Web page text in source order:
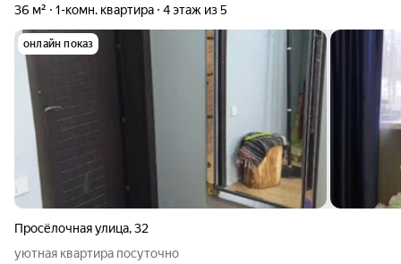
36 м² 1-комн. квартира 4 этаж из 5
онлайн показ
Просёлочная улица,32
уютная квартира посуточно